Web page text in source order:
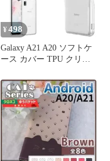
¥ 498
Galaxy A21 A20 ソフトケ
ース カバー TPU クリア
ル 全面 クリア 衝撃 吸収
指紋防止 薄型 軽量 スト
ラップホール SC-42A
docomo ドコモ SC42A
galaxya21 ギャラクシ